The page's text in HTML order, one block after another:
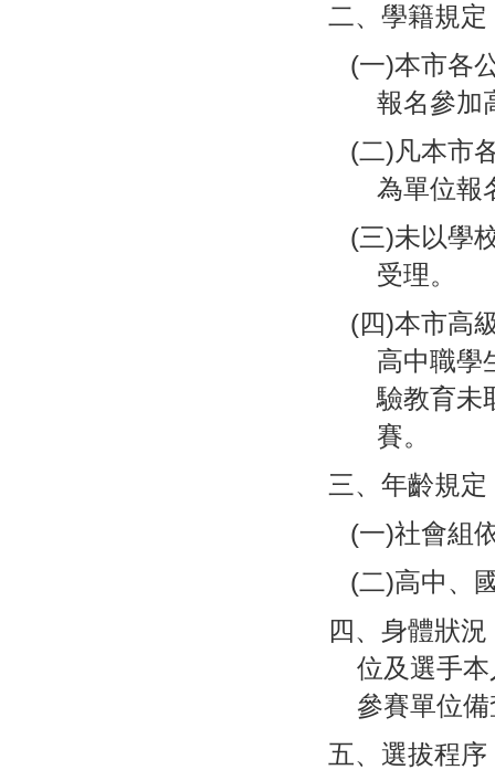
二、學籍規定
(一)本市各
報名參加
(二)凡本市
為單位報
(三)未以學
受理。
(四)本市高
高中職學
驗教育未
賽。
三、年齡規定
(一)社會組
(二)高中、
四、身體狀
位及選手
參賽單位
五、選拔程序